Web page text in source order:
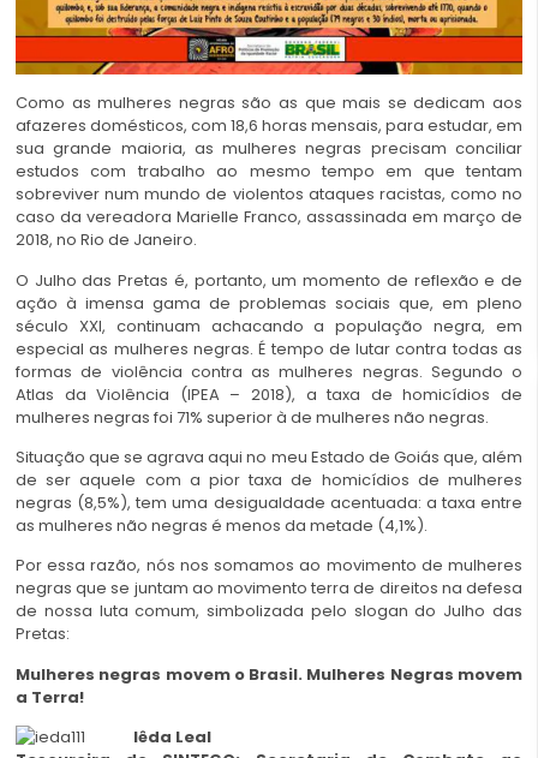
Como as mulheres negras são as que mais se dedicam aos
afazeres domésticos, com 18,6 horas mensais, para estudar, em
sua grande maioria, as mulheres negras precisam conciliar
estudos com trabalho ao mesmo tempo em que tentam
sobreviver num mundo de violentos ataques racistas, como no
caso da vereadora Marielle Franco, assassinada em março de
2018, no Rio de Janeiro.
O Julho das Pretas é, portanto, um momento de reflexão e de
ação à imensa gama de problemas sociais que, em pleno
século XXI, continuam achacando a população negra, em
especial as mulheres negras. É tempo de lutar contra todas as
formas de violência contra as mulheres negras. Segundo o
Atlas da Violência (IPEA – 2018), a taxa de homicídios de
mulheres negras foi 71% superior à de mulheres não negras.
Situação que se agrava aqui no meu Estado de Goiás que, além
de ser aquele com a pior taxa de homicídios de mulheres
negras (8,5%), tem uma desigualdade acentuada: a taxa entre
as mulheres não negras é menos da metade (4,1%).
Por essa razão, nós nos somamos ao movimento de mulheres
negras que se juntam ao movimento terra de direitos na defesa
de nossa luta comum, simbolizada pelo slogan do Julho das
Pretas:
Mulheres negras movem o Brasil. Mulheres Negras movem
a Terra!
Iêda Leal